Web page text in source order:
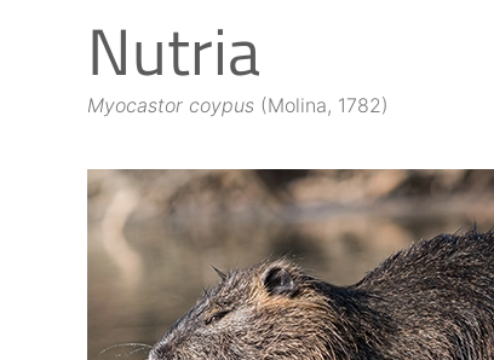
Nutria
Myocastor coypus (Molina, 1782)